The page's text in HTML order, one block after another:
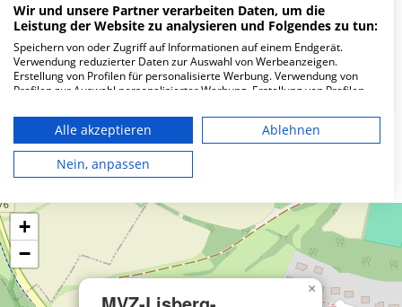
Wie ist die Telefonnummer von MVZ-Lisberg-
Trabelsdorf?
Karte
×
+
−
Wir und unsere Partner verarbeiten Daten, um die
Leistung der Website zu analysieren und Folgendes zu tun:
Speichern von oder Zugriff auf Informationen auf einem Endgerät.
Verwendung reduzierter Daten zur Auswahl von Werbeanzeigen.
Erstellung von Profilen für personalisierte Werbung. Verwendung von
Profilen zur Auswahl personalisierter Werbung. Erstellung von Profilen
personalisierter Inhalte. Messung der Werbeleistung. Messung der
Performance von Inhalten. Analyse von Zielgruppen durch Statistiken
oder Kombinationen von Daten aus verschiedenen Quellen. Entwicklung
und Verbesserung der Angebote. Verwendung reduzierter Daten zur
Auswahl von Inhalten.
die USA gesendet werden.
Ihre Einwilligung und die cookie Richtlinie gelten ausschließlich für diese
Website/App.
Partnerliste anzeigen (1 IAB-Anbieter)
Wir nutzen Ihre Daten für folgende Zwecke:
Alle akzeptieren
Ablehnen
Nein, anpassen